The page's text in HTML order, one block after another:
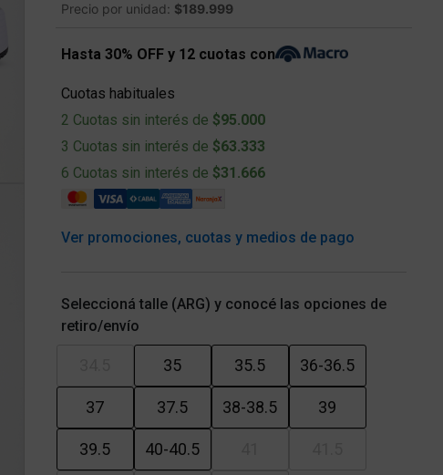
Precio por unidad: $189.999
Hasta 30% OFF y 12 cuotas con
Cuotas habituales
2 Cuotas sin interés de $95.000
3 Cuotas sin interés de $63.333
6 Cuotas sin interés de $31.666
Ver promociones, cuotas y medios de pago
Seleccioná talle (ARG) y conocé las opciones de
retiro/envío
35 35.5 36-36.5
37 37.5 38-38.5 39
39.5 40-40.5